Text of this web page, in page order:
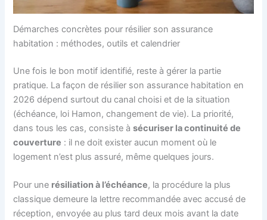
Démarches concrètes pour résilier son assurance
habitation : méthodes, outils et calendrier
Une fois le bon motif identifié, reste à gérer la partie
pratique. La façon de résilier son assurance habitation en
2026 dépend surtout du canal choisi et de la situation
(échéance, loi Hamon, changement de vie). La priorité,
dans tous les cas, consiste àsécuriser la continuité de
couverture : il ne doit exister aucun moment où le
logement n’est plus assuré, même quelques jours.
Pour une résiliation à l’échéance, la procédure la plus
classique demeure la lettre recommandée avec accusé de
réception, envoyée au plus tard deux mois avant la date